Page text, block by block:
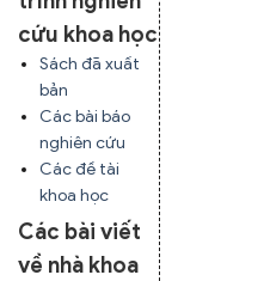
cứu khoa học
Sách đã xuất
bản
Các bài báo
nghiên cứu
Các đề tài
khoa học
Các bài viết
về nhà khoa